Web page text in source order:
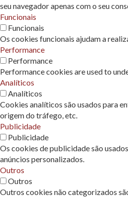
seu navegador apenas com o seu
Funcionais
Funcionais
Os cookies funcionais ajudam a
Performance
Performance
Performance cookies are used to
Analíticos
Analíticos
Cookies analíticos são usados ​​para
origem do tráfego, etc.
Publicidade
Publicidade
Os cookies de publicidade são
anúncios personalizados.
Outros
Outros
Outros cookies não categorizados